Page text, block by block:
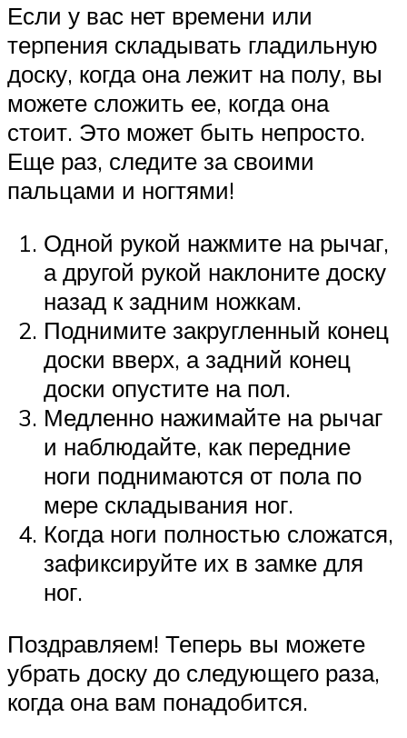
Если у вас нет времени или
терпения складывать гладильную
доску, когда она лежит на полу, вы
можете сложить ее, когда она
стоит. Это может быть непросто.
Еще раз, следите за своими
пальцами и ногтями!
Одной рукой нажмите на рычаг,
а другой рукой наклоните доску
назад к задним ножкам.
Поднимите закругленный конец
доски вверх, а задний конец
доски опустите на пол.
Медленно нажимайте на рычаг
и наблюдайте, как передние
ноги поднимаются от пола по
мере складывания ног.
Когда ноги полностью сложатся,
зафиксируйте их в замке для
ног.
Поздравляем! Теперь вы можете
убрать доску до следующего раза,
когда она вам понадобится.